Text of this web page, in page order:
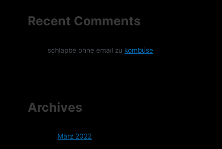
Recent Comments
schlapbe ohne email zu kombüse
Archives
März 2022